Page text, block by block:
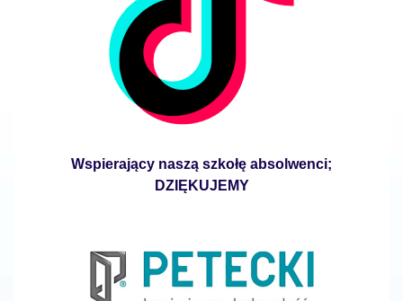
Wspierający naszą szkołę absolwenci;
DZIĘKUJEMY